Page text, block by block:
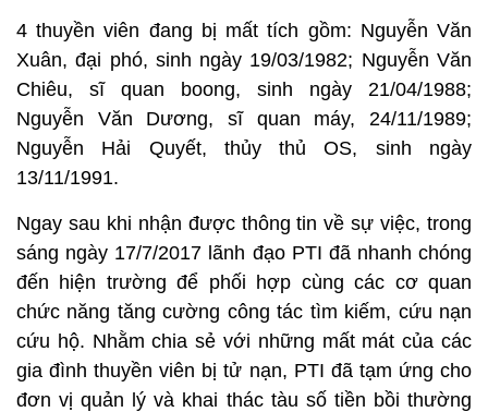
4 thuyền viên đang bị mất tích gồm: Nguyễn Văn
Xuân, đại phó, sinh ngày 19/03/1982; Nguyễn Văn
Chiêu, sĩ quan boong, sinh ngày 21/04/1988;
Nguyễn Văn Dương, sĩ quan máy, 24/11/1989;
Nguyễn Hải Quyết, thủy thủ OS, sinh ngày
13/11/1991.
Ngay sau khi nhận được thông tin về sự việc, trong
sáng ngày 17/7/2017 lãnh đạo PTI đã nhanh chóng
đến hiện trường để phối hợp cùng các cơ quan
chức năng tăng cường công tác tìm kiếm, cứu nạn
cứu hộ. Nhằm chia sẻ với những mất mát của các
gia đình thuyền viên bị tử nạn, PTI đã tạm ứng cho
đơn vị quản lý và khai thác tàu số tiền bồi thường